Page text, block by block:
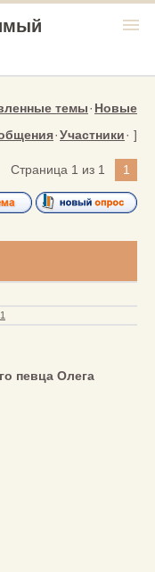
menu
темы·Новые
·Участники· ]
Страница 1 из 1 1
1
певца Олега